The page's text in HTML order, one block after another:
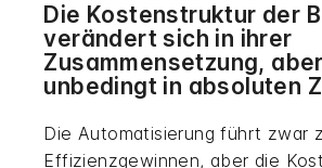
Die Kostenstruktur der
verändert sich in ihrer
Zusammensetzung,
unbedingt in absoluten
Die Automatisierung führt zwar
Effizienzgewinnen, aber die